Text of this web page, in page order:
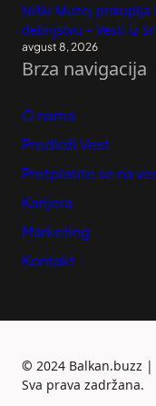
Niški Muzej prikuplja
detinjstvu – Vesti iz
avgust 8, 2026
Brza navigacija
O nama
Predloži Vest
Pretplatite se na
Karijera
Marketing
Kontakt
© 2024 Balkan.buzz |
Sva prava zadržana.